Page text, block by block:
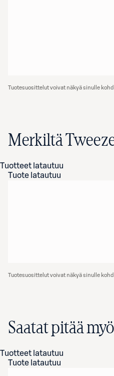
Tuotesuosittelut voivat näkyä sinulle
Merkiltä
Tuotteet latautuu
Tuote latautuu
Tuotesuosittelut voivat näkyä sinulle
Saatat pitää
Tuotteet latautuu
Tuote latautuu